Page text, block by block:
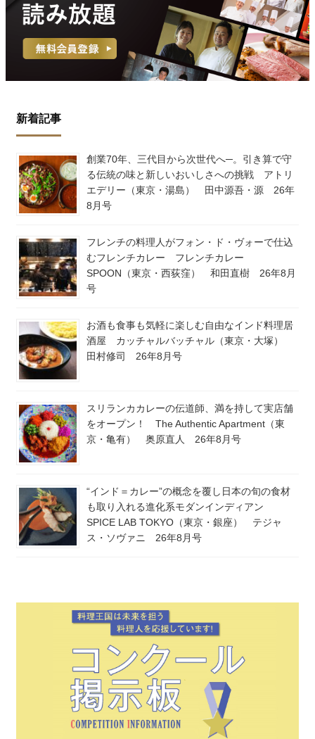
新着記事
創業70年、三代目から次世代へ─。引き算で守
る伝統の味と新しいおいしさへの挑戦 アトリ
エデリー（東京・湯島） 田中源吾・源 26年
8月号
フレンチの料理人がフォン・ド・ヴォーで仕込
むフレンチカレー フレンチカレー
SPOON（東京・西荻窪） 和田直樹 26年8月
号
お酒も食事も気軽に楽しむ自由なインド料理居
酒屋 カッチャルバッチャル（東京・大塚）
田村修司 26年8月号
スリランカカレーの伝道師、満を持して実店舗
をオープン！ The Authentic Apartment（東
京・亀有） 奥原直人 26年8月号
“インド＝カレー”の概念を覆し日本の旬の食材
も取り入れる進化系モダンインディアン
SPICE LAB TOKYO（東京・銀座） テジャ
ス・ソヴァニ 26年8月号